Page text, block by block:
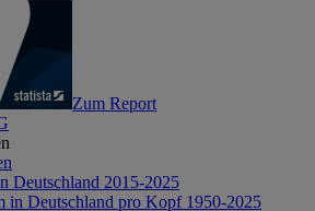
Zum Report
Deutschland 2015-2025
in Deutschland pro Kopf 1950-2025